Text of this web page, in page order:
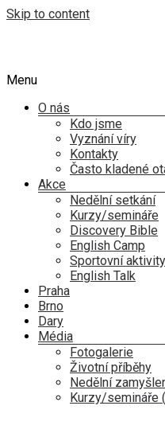
Skip to content
Menu
O nás
Kdo jsme
Vyznání víry
Kontakty
Často kladené
Akce
Nedělní setkání
Kurzy/semináře
Discovery Bible
English Camp
Sportovní aktivity
English Talk
Praha
Brno
Dary
Média
Fotogalerie
Životní příběhy
Nedělní
Kurzy/semináře